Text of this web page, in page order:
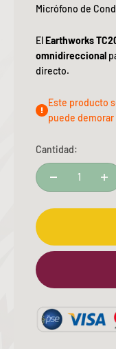
Micrófono de
ElEarthworks
omnidireccional
directo.
Este producto
puede
Cantidad: